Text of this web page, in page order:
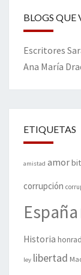
BLOGS QUE
Escritores
Ana María
ETIQUETAS
amistad amor
corrupción
España
Historia
ley libertad